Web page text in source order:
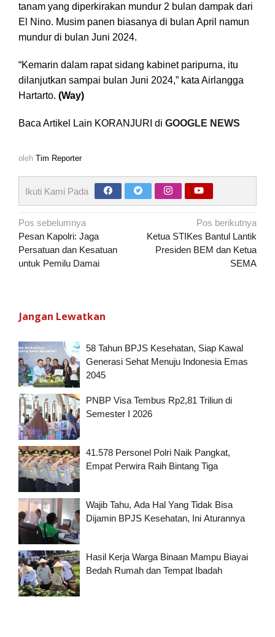
tanam yang diperkirakan mundur 2 bulan dampak dari
El Nino. Musim panen biasanya di bulan April namun
mundur di bulan Juni 2024.
“Kemarin dalam rapat sidang kabinet paripurna, itu
dilanjutkan sampai bulan Juni 2024,” kata Airlangga
Hartarto. (Way)
Baca Artikel Lain KORANJURI di GOOGLE NEWS
oleh Tim Reporter
Ikuti Kami Pada
Navigasi
pos
Pos sebelumnya
Pesan Kapolri: Jaga
Persatuan dan Kesatuan
untuk Pemilu Damai
Pos berikutnya
Ketua STIKes Bantul Lantik
Presiden BEM dan Ketua
SEMA
Jangan Lewatkan
58 Tahun BPJS Kesehatan, Siap Kawal
Generasi Sehat Menuju Indonesia Emas
2045
PNBP Visa Tembus Rp2,81 Triliun di
Semester I 2026
41.578 Personel Polri Naik Pangkat,
Empat Perwira Raih Bintang Tiga
Wajib Tahu, Ada Hal Yang Tidak Bisa
Dijamin BPJS Kesehatan, Ini Aturannya
Hasil Kerja Warga Binaan Mampu Biayai
Bedah Rumah dan Tempat Ibadah